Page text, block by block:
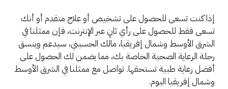
إذا كنت تسعى للحصول على تشخيص أو علاج متقدم أو أنك
تسعى فقط للحصول على رأي ثانٍ عبر الإنترنت، فإن ممثلنا في
الشرق الأوسط وشمال إفريقيا، مالك الحسيني، سيدعم وينسق
رحلة الرعاية الصحية الخاصة بك، مما يضمن لك الحصول على
أفضل رعاية طبية تستحقها. تواصل مع ممثلنا في الشرق الأوسط
وشمال إفريقيا اليوم.